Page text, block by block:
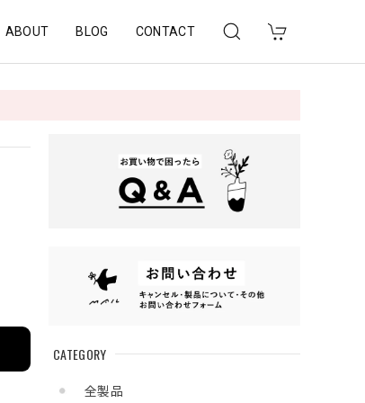
ABOUT BLOG CONTACT
CATEGORY
全製品